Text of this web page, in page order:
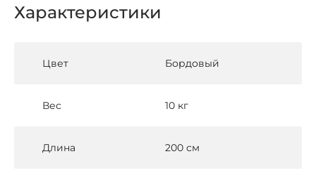
Характеристики
Цвет Бордовый
Вес 10 кг
Длина 200 см